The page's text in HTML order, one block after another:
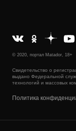
© 2020, портал Matador, 18+
Свидетельство о
выдано Федеральной
технологий и массовых
Политика